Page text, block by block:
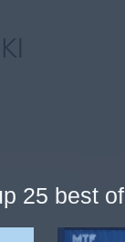
25 best of